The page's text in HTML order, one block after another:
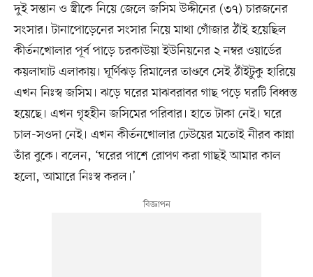
দুই সন্তান ও স্ত্রীকে নিয়ে জেলে জসিম উদ্দীনের (৩৭) চারজনের
সংসার। টানাপোড়েনের সংসার নিয়ে মাথা গোঁজার ঠাঁই হয়েছিল
কীর্তনখোলার পূর্ব পাড়ে চরকাউয়া ইউনিয়নের ২ নম্বর ওয়ার্ডের
কয়লাঘাট এলাকায়। ঘূর্ণিঝড় রিমালের তাণ্ডবে সেই ঠাঁইটুকু হারিয়ে
এখন নিঃস্ব জসিম। ঝড়ে ঘরের মাঝবরাবর গাছ পড়ে ঘরটি বিধ্বস্ত
হয়েছে। এখন গৃহহীন জসিমের পরিবার। হাতে টাকা নেই। ঘরে
চাল-সওদা নেই। এখন কীর্তনখোলার ঢেউয়ের মতোই নীরব কান্না
তাঁর বুকে। বলেন, ‘ঘরের পাশে রোপণ করা গাছই আমার কাল
হলো, আমারে নিঃস্ব করল।’